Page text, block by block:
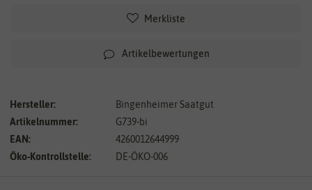
Merkliste
Artikelbewertungen
Hersteller:
Bingenheimer Saatgut
Artikelnummer:
G739-bi
EAN:
4260012644999
Öko-Kontrollstelle:
DE-ÖKO-006